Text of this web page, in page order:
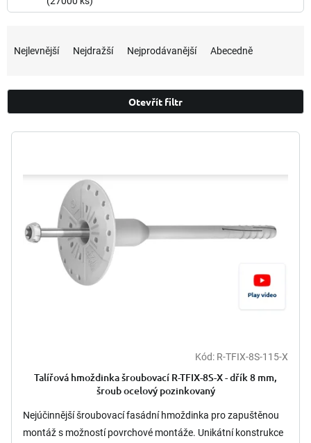
n
í
r
Nejlevnější Nejdražší Nejprodávanější Abecedně
Otevřít filtr
V
Kód: R-TFIX-8S-115-X
Talířová hmoždinka šroubovací R-TFIX-8S-X - dřík 8 mm,
šroub ocelový pozinkovaný
Nejúčinnější šroubovací fasádní hmoždinka pro zapuštěnou
montáž s možností povrchové montáže. Unikátní konstrukce